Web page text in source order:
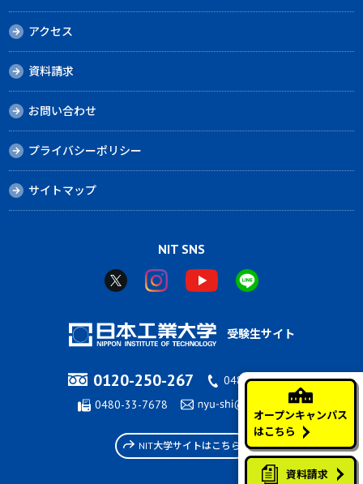
オープンキャンパス
はこちら
資料請求
アクセス
資料請求
お問い合わせ
プライバシーポリシー
サイトマップ
NIT SNS
受験生サイト
0120-250-267
0480-33-7676
0480-33-7678
NIT大学サイトはこちら